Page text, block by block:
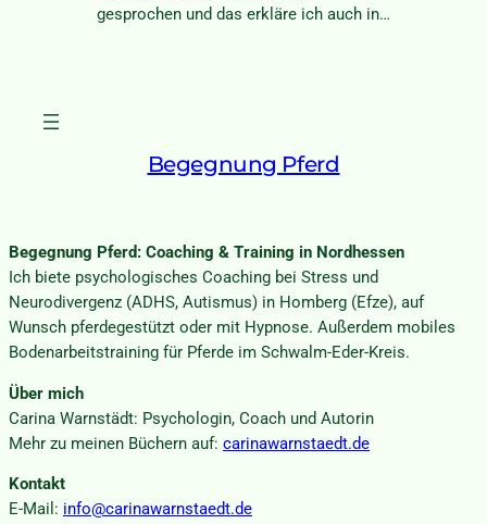
gesprochen und das erkläre ich auch in…
Begegnung Pferd
Begegnung Pferd: Coaching & Training in Nordhessen
Ich biete psychologisches Coaching bei Stress und
Neurodivergenz (ADHS, Autismus) in Homberg (Efze), auf
Wunsch pferdegestützt oder mit Hypnose. Außerdem mobiles
Bodenarbeitstraining für Pferde im Schwalm-Eder-Kreis.
Über mich
Carina Warnstädt: Psychologin, Coach und Autorin
Mehr zu meinen Büchern auf: carinawarnstaedt.de
Kontakt
E-Mail: info@carinawarnstaedt.de